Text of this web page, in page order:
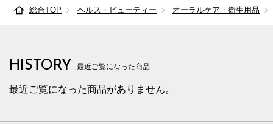
総合TOP ヘルス・ビューティー オーラルケア・衛生用品
HISTORY 最近ご覧になった商品
最近ご覧になった商品がありません。